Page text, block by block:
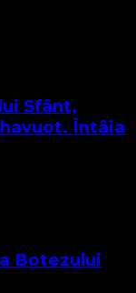
Sfânt,
Întâia
Botezului